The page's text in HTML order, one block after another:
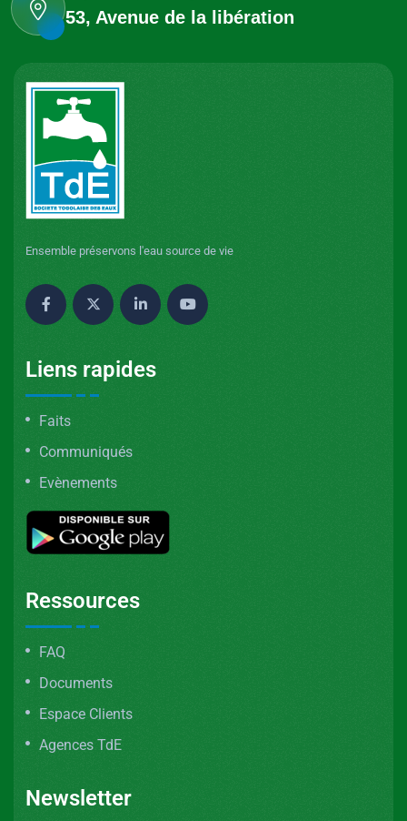
53, Avenue de la libération
Ensemble préservons l'eau source de vie
Liens rapides
Faits
Communiqués
Evènements
Ressources
FAQ
Documents
Espace Clients
Agences TdE
Newsletter